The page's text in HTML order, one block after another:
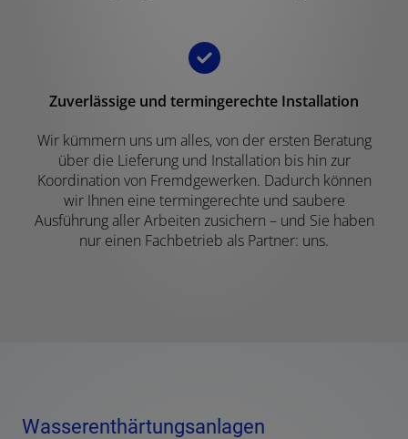
Zuverlässige und termingerechte Installation
Wir kümmern uns um alles, von der ersten Beratung
über die Lieferung und Installation bis hin zur
Koordination von Fremdgewerken. Dadurch können
wir Ihnen eine termingerechte und saubere
Ausführung aller Arbeiten zusichern – und Sie haben
nur einen Fachbetrieb als Partner: uns.
Wasserenthärtungsanlagen